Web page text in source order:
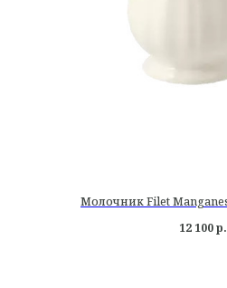
Молочник Filet
12 100 р.